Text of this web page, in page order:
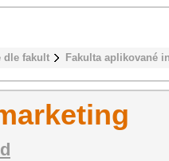
dle fakult Fakulta aplikované